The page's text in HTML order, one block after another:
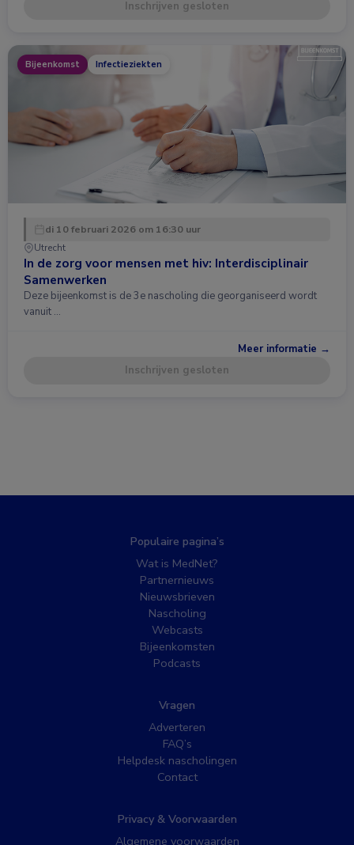
Inschrijven gesloten
Bijeenkomst Infectieziekten
di 10 februari 2026 om 16:30 uur
Utrecht
In de zorg voor mensen met hiv: Interdisciplinair
Samenwerken
Deze bijeenkomst is de 3e nascholing die georganiseerd wordt
vanuit …
Meer informatie →
Inschrijven gesloten
Populaire pagina’s
Wat is MedNet?
Partnernieuws
Nieuwsbrieven
Nascholing
Webcasts
Bijeenkomsten
Podcasts
Vragen
Adverteren
FAQ’s
Helpdesk nascholingen
Contact
Privacy & Voorwaarden
Algemene voorwaarden